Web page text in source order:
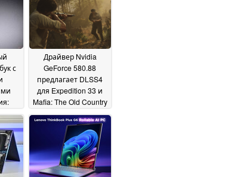
с
2025
Драйвер Nvidia
GeForce 580.88
предлагает DLSS4
для Expedition 33 и
Mafia: The Old Country
и расширяет
поддержку Windows
10 до 2026 года02
August 2025